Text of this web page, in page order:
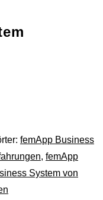
femApp Business
, femApp
System von